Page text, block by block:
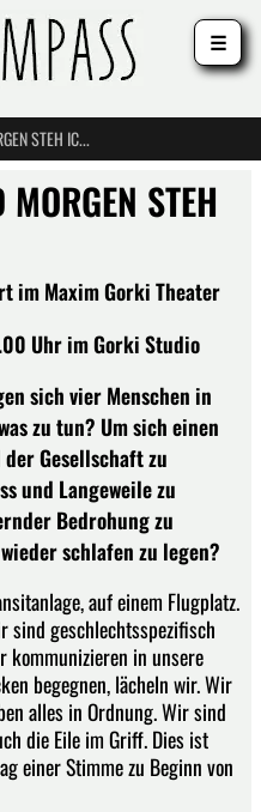
Uraufführung UND MORGEN STEH ICH AUF in Berlin
STEH
im Maxim Gorki Theater
Uhr im Gorki Studio
sich vier Menschen in
zu tun? Um sich einen
Gesellschaft zu
und Langeweile zu
Bedrohung zu
schlafen zu legen?
auf einem Flugplatz.
geschlechtsspezifisch
kommunizieren in unsere
begegnen, lächeln wir. Wir
alles in Ordnung. Wir sind
die Eile im Griff. Dies ist
einer Stimme zu Beginn von
☰